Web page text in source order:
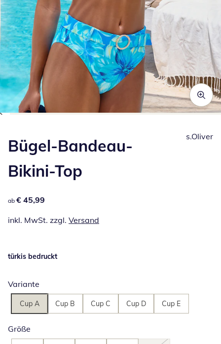
Bügel-Bandeau-
Bikini-Top
€ 45,99
ab € 45,99
inkl. MwSt. zzgl. Versand
s.Oliver
türkis bedruckt
Variante
Cup A Cup B Cup C Cup D Cup E
Größe